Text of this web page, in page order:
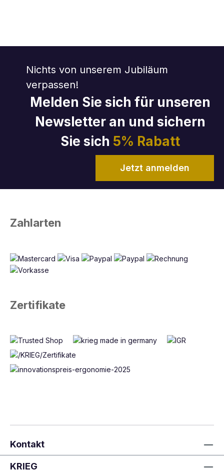
Nichts von unserem Jubiläum
verpassen!
Melden Sie sich für unseren
Newsletter an und sichern
Sie sich 5% Rabatt
Jetzt anmelden
Zahlarten
Zertifikate
Kontakt
KRIEG